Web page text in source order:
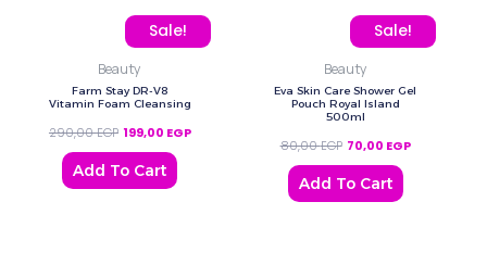
Sale!
Beauty
Farm Stay DR-V8
Vitamin Foam Cleansing
290,00EGP
Original price was: 290,00 EGP.
199,00 EGP
Current price is: 199,00 EGP.
Add To Cart
Sale!
Beauty
Eva Skin Care Shower Gel
Pouch Royal Island
500ml
80,00EGP
Original price was:
70,00 EGP
Current price
Add To Cart